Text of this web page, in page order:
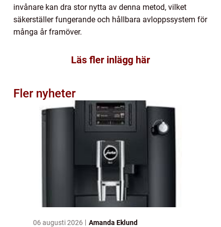
invånare kan dra stor nytta av denna metod, vilket
säkerställer fungerande och hållbara avloppssystem för
många år framöver.
Läs fler inlägg här
Fler nyheter
06 augusti 2026 Amanda Eklund